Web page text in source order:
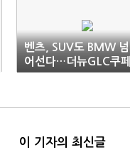
벤츠, SUV도 BMW 넘
어선다…더뉴GLC쿠페
로 시동
이 기자의 최신글